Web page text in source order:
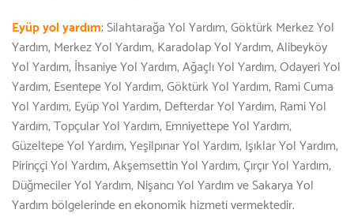
Eyüp yol yardım; Silahtarağa Yol Yardım, Göktürk Merkez Yol
Yardım, Merkez Yol Yardım, Karadolap Yol Yardım, Alibeyköy
Yol Yardım, İhsaniye Yol Yardım, Ağaçlı Yol Yardım, Odayeri Yol
Yardım, Esentepe Yol Yardım, Göktürk Yol Yardım, Rami Cuma
Yol Yardım, Eyüp Yol Yardım, Defterdar Yol Yardım, Rami Yol
Yardım, Topçular Yol Yardım, Emniyettepe Yol Yardım,
Güzeltepe Yol Yardım, Yeşilpınar Yol Yardım, Işıklar Yol Yardım,
Pirinççi Yol Yardım, Akşemsettin Yol Yardım, Çırçır Yol Yardım,
Düğmeciler Yol Yardım, Nişancı Yol Yardım ve Sakarya Yol
Yardım bölgelerinde en ekonomik hizmeti vermektedir.